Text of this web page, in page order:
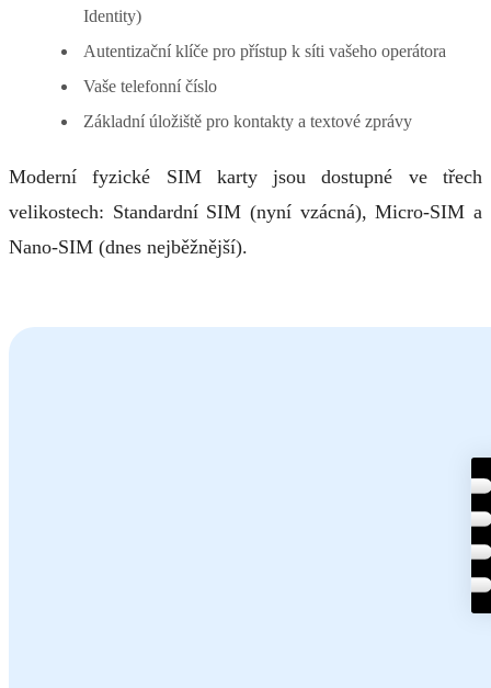
Identity)
Autentizační klíče pro přístup k síti vašeho operátora
Vaše telefonní číslo
Základní úložiště pro kontakty a textové zprávy
Moderní fyzické SIM karty jsou dostupné ve třech
velikostech: Standardní SIM (nyní vzácná), Micro-SIM a
Nano-SIM (dnes nejběžnější).